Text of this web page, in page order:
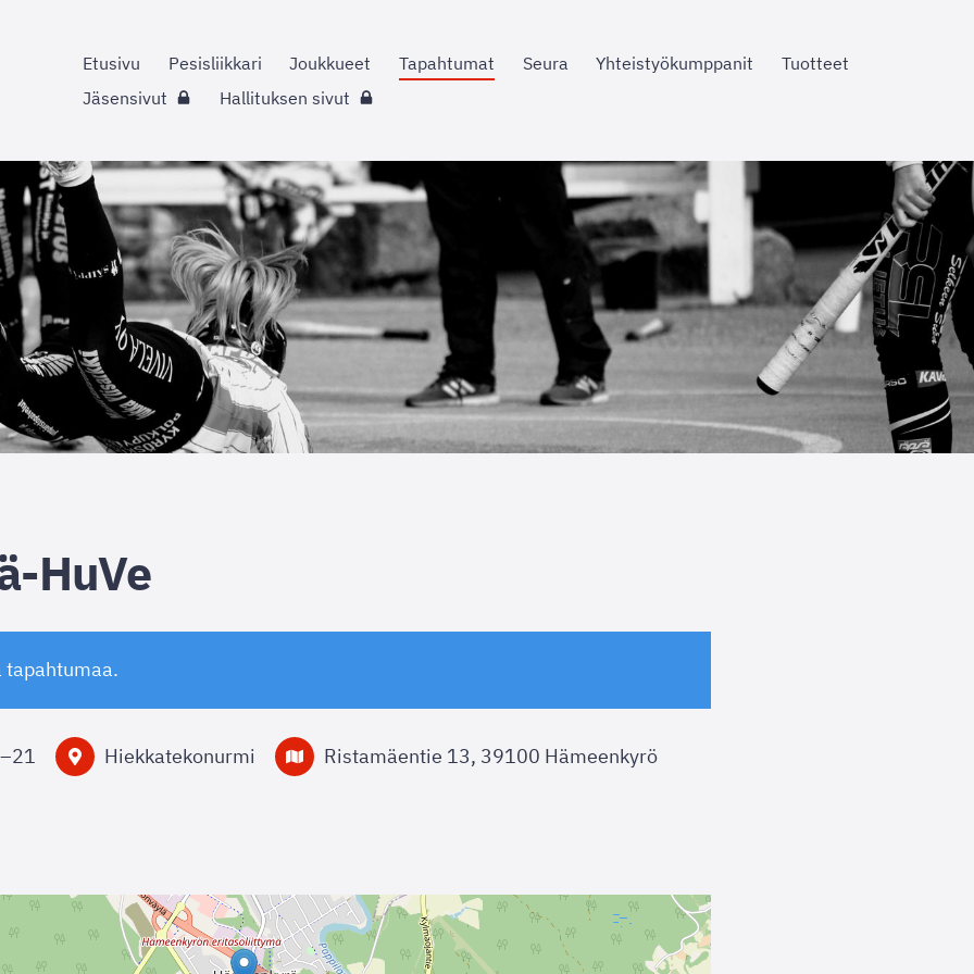
Etusivu Pesisliikkari Joukkueet Tapahtumat Seura Yhteistyökumppanit
Tuotteet
Jäsensivut
Hallituksen sivut
HuVe
tapahtumaa.
–21 Hiekkatekonurmi Ristamäentie 13, 39100 Hämeenkyrö